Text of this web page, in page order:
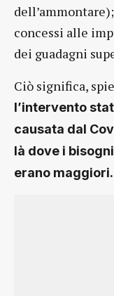
concessi alle
dei guadagni
Ciò significa,
l’intervento
causata dal
là dove i
erano maggiori.